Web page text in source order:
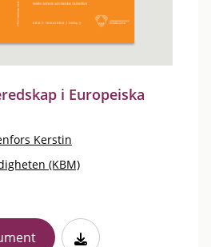
i Europeiska
Kerstin
(KBM)